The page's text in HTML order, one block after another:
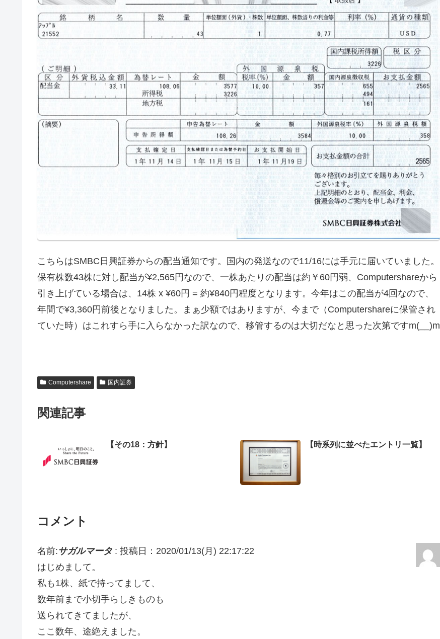
こちらはSMBC日興証券からの配当通知です。国内の発送なので11/16には手元に届いていました。
保有株数43株に対し配当が¥2,565円なので、一株あたりの配当は約￥60円弱、Computershareから
引き上げている場合は、14株 x ¥60円 = 約¥840円程度となります。今年はこの配当が4回なので、
年間で¥3,360円前後となりました。まぁ少額ではありますが、今まで（Computershareに保管され
ていた時）はこれすら手に入らなかった訳なので、移管するのは大切だなと思った次第ですm(__)m
Computershare 国内証券
関連記事
【その18：方針】 【時系列に並べたエントリ一覧】
コメント
名前:サガルマータ : 投稿日：2020/01/13(月) 22:17:22
はじめまして。
私も1株、紙で持ってまして、
数年前まで小切手らしきものも
送られてきてましたが、
ここ数年、途絶えました。